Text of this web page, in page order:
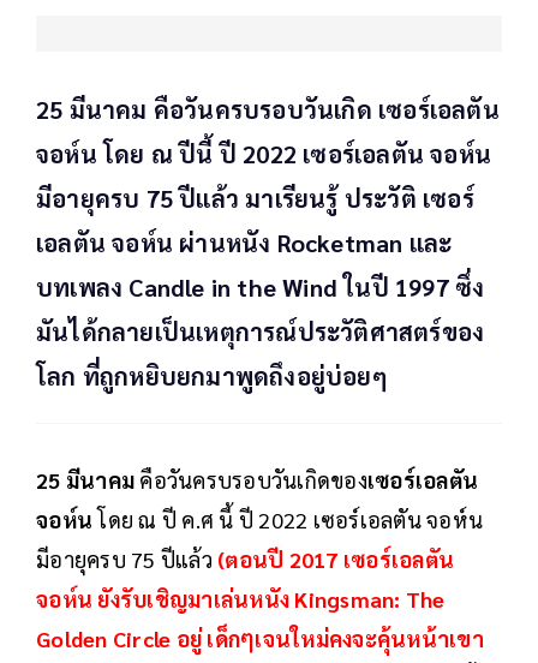
25 มีนาคม คือวันครบรอบวันเกิด เซอร์เอลตัน
จอห์น โดย ณ ปีนี้ ปี 2022 เซอร์เอลตัน จอห์น
มีอายุครบ 75 ปีแล้ว มาเรียนรู้ ประวัติ เซอร์
เอลตัน จอห์น ผ่านหนัง Rocketman และ
บทเพลง Candle in the Wind ในปี 1997 ซึ่ง
มันได้กลายเป็นเหตุการณ์ประวัติศาสตร์ของ
โลก ที่ถูกหยิบยกมาพูดถึงอยู่บ่อยๆ
25 มีนาคม คือวันครบรอบวันเกิดของเซอร์เอลตัน
จอห์นโดย ณ ปี ค.ศ นี้ ปี 2022 เซอร์เอลตัน จอห์น
มีอายุครบ 75 ปีแล้ว (ตอนปี 2017 เซอร์เอลตัน
จอห์น ยังรับเชิญมาเล่นหนัง Kingsman: The
Golden Circle อยู่ เด็กๆเจนใหม่คงจะคุ้นหน้าเขา